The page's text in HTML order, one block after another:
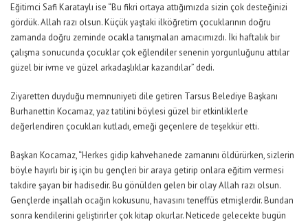
Eğitimci Safi Karataylı ise “Bu fikri ortaya attığımızda sizin çok desteğinizi
gördük. Allah razı olsun. Küçük yaştaki ilköğretim çocuklarının doğru
zamanda doğru zeminde ocakla tanışmaları amacımızdı. İki haftalık bir
çalışma sonucunda çocuklar çok eğlendiler senenin yorgunluğunu attılar
güzel bir ivme ve güzel arkadaşlıklar kazandılar” dedi.
Ziyaretten duyduğu memnuniyeti dile getiren Tarsus Belediye Başkanı
Burhanettin Kocamaz, yaz tatilini böylesi güzel bir etkinliklerle
değerlendiren çocukları kutladı, emeği geçenlere de teşekkür etti.
Başkan Kocamaz, “Herkes gidip kahvehanede zamanını öldürürken, sizlerin
böyle hayırlı bir iş için bu gençleri bir araya getirip onlara eğitim vermesi
takdire şayan bir hadisedir. Bu gönülden gelen bir olay Allah razı olsun.
Gençlerde inşallah ocağın kokusunu, havasını teneffüs etmişlerdir. Bundan
sonra kendilerini geliştirirler çok kitap okurlar. Neticede gelecekte bugün